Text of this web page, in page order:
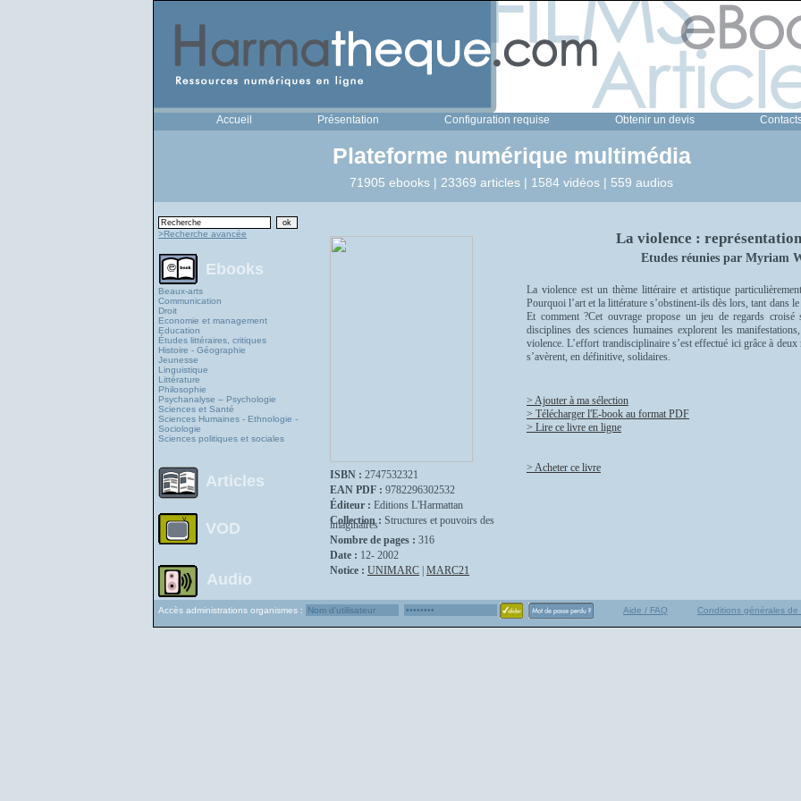
Accueil Présentation Configuration requise Obtenir un devis
Plateforme numérique multimédia
71905 ebooks | 23369 articles | 1584 vidéos | 559 audios
>Recherche avancée
Ebooks
Beaux-arts
Communication
Droit
Economie et management
Education
Études littéraires, critiques
Histoire - Géographie
Jeunesse
Linguistique
Littérature
Philosophie
Psychanalyse – Psychologie
Sciences et Santé
Sciences Humaines - Ethnologie -
Sociologie
Sciences politiques et sociales
Articles
VOD
Audio
ISBN : 2747532321
EAN PDF : 9782296302532
Éditeur : Editions L'Harmattan
Collection : Structures et pouvoirs des
imaginaires
Nombre de pages : 316
Date : 12- 2002
Notice : UNIMARC MARC21
La violence :
Etudes réunies par Myriam
La violence est un thème littéraire et artistique
Pourquoi l’art et la littérature s’obstinent-ils dès lors, tant dans
Et comment ?Cet ouvrage propose un jeu de regards
disciplines des sciences humaines explorent les
violence. L’effort trandisciplinaire s’est effectué ici grâce à
s’avèrent, en définitive, solidaires.
> Ajouter à ma sélection
> Télécharger l'E-book au format PDF
> Lire ce livre en ligne
> Acheter ce livre
Accès administrations organismes : Aide / FAQ Conditions générales de